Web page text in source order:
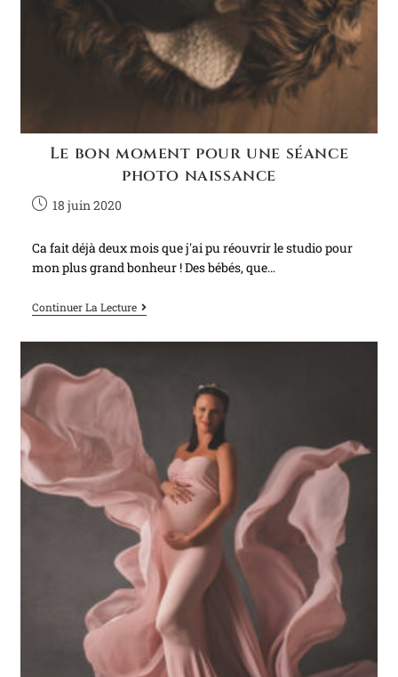
Le bon moment pour une séance
photo naissance
18 juin 2020
Ca fait déjà deux mois que j'ai pu réouvrir le studio pour
mon plus grand bonheur ! Des bébés, que…
Continuer La Lecture